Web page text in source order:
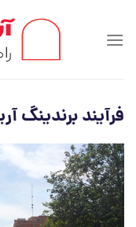
content
فرآیند برندینگ